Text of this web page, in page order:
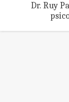
Dr. Ruy